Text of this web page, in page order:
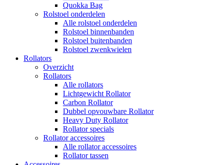
Quokka Bag
Rolstoel onderdelen
Alle rolstoel onderdelen
Rolstoel binnenbanden
Rolstoel buitenbanden
Rolstoel zwenkwielen
Rollators
Overzicht
Rollators
Alle rollators
Lichtgewicht Rollator
Carbon Rollator
Dubbel opvouwbare Rollator
Heavy Duty Rollator
Rollator specials
Rollator accessoires
Alle rollator accessoires
Rollator tassen